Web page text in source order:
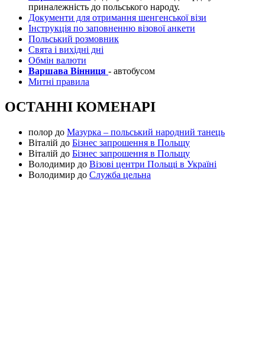
приналежність до польського народу.
Документи для отримання шенгенської візи
Інструкція по заповненню візової анкети
Польський розмовник
Свята і вихідні дні
Обмін валюти
Варшава Вінниця - автобусом
Митні правила
ОСТАННІ КОМЕНАРІ
полор до Мазурка – польський народний танець
Віталій до Бізнес запрошення в Польщу
Віталій до Бізнес запрошення в Польщу
Володимир до Візові центри Польщі в Україні
Володимир до Служба цельна